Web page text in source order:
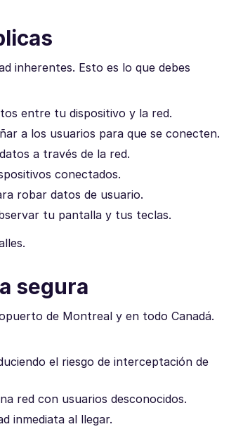
inherentes. Esto es lo que debes
entre tu dispositivo y la red.
a los usuarios para que se conecten.
a través de la red.
conectados.
robar datos de usuario.
tu pantalla y tus teclas.
segura
de Montreal y en todo Canadá.
el riesgo de interceptación de
red con usuarios desconocidos.
inmediata al llegar.